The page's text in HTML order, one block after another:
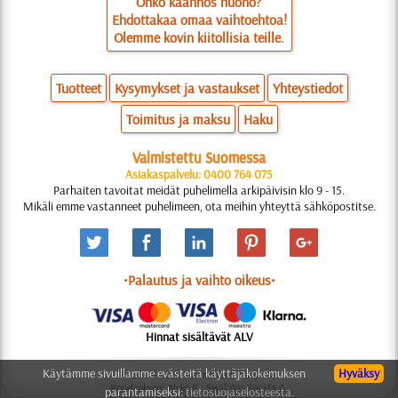
Ehdottakaa omaa vaihtoehtoa!
Olemme kovin kiitollisia teille.
Tuotteet Kysymykset ja vastaukset
Yhteystiedot
Toimitus ja maksu
Haku
Valmistettu Suomessa
Asiakaspalvelu: 0400 764 075
Parhaiten tavoitat meidät puhelimella arkipäivisin klo 9 - 15.
Mikäli emme vastanneet puhelimeen, ota meihin yhteyttä sähköpostitse.
•Palautus ja vaihto oikeus•
Hinnat sisältävät ALV
© 2006-2025 Suunnittelu: Natali M.
Koodauksen: Aleks K.; Sisältöä: Konsta A.
Hyväksy
Käytämme sivuillamme evästeitä käyttäjäkokemuksen
parantamiseksi:tietosuojaselosteesta.